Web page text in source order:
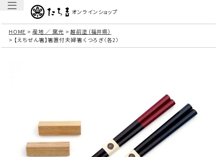
オンラインショップ
HOME 産地 ／ 窯元
越前塗（福井県）
【えちぜん箸】箸置付夫婦箸 くつろぎ〈各2〉